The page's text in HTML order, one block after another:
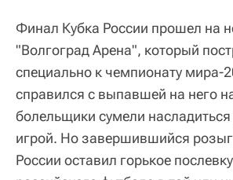
Финал Кубка России прошел на
"Волгоград Арена", который
специально к чемпионату мира-
справился с выпавшей на него
болельщики сумели
игрой. Но завершившийся
России оставил горькое